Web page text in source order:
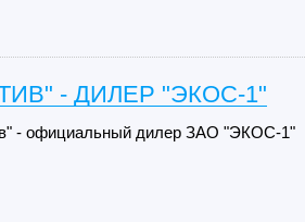
- ДИЛЕР "ЭКОС-1"
- официальный дилер ЗАО "ЭКОС-1"